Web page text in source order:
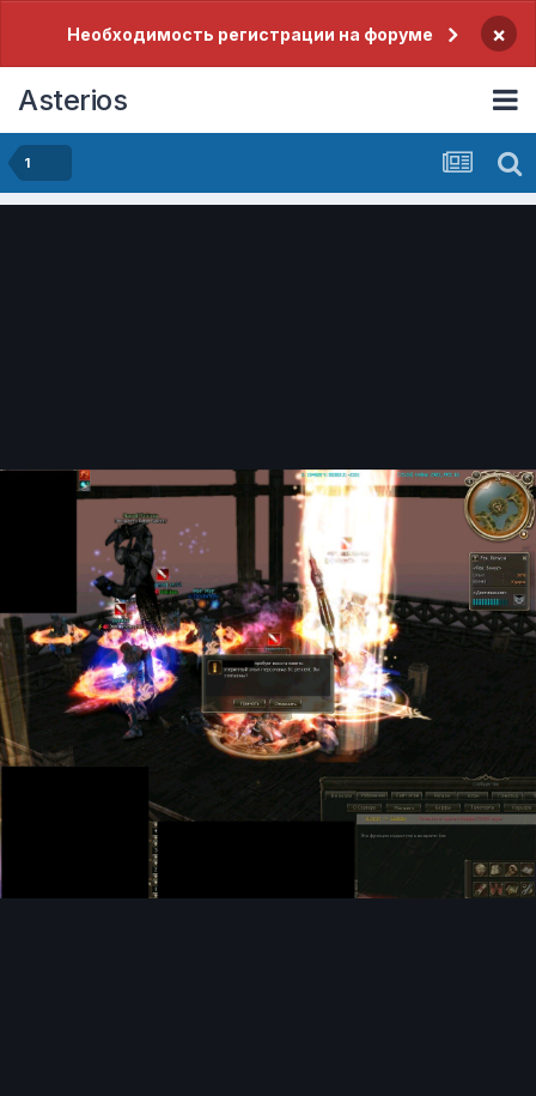
Необходимость регистрации на форуме ×
Asterios
1